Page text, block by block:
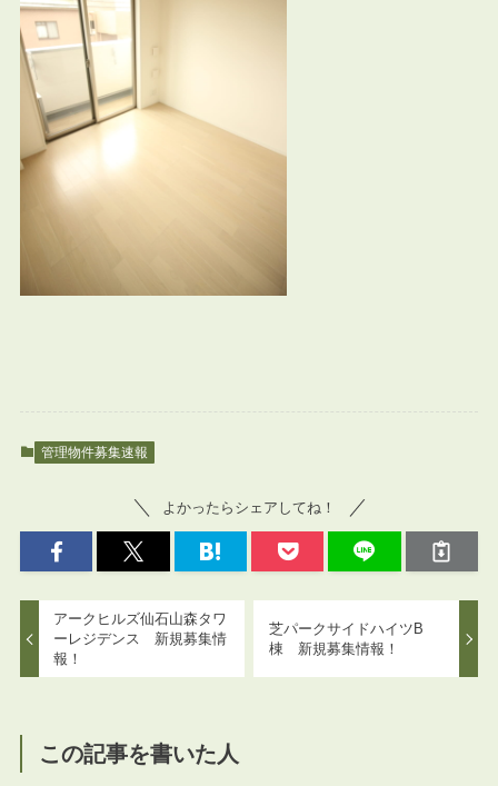
管理物件募集速報
よかったらシェアしてね！
アークヒルズ仙石山森タワ
ーレジデンス 新規募集情
報！
芝パークサイドハイツB
棟 新規募集情報！
この記事を書いた人